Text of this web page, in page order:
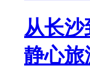
从长
静心旅